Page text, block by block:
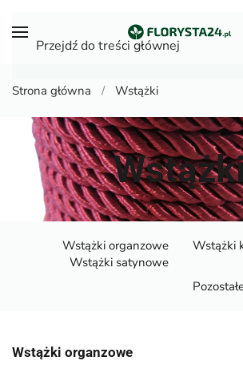
Przejdź do treści głównej
Strona główna Wstążki
Wstążki organzowe
Wstążki
Wstążki satynowe
Wstążki organzowe